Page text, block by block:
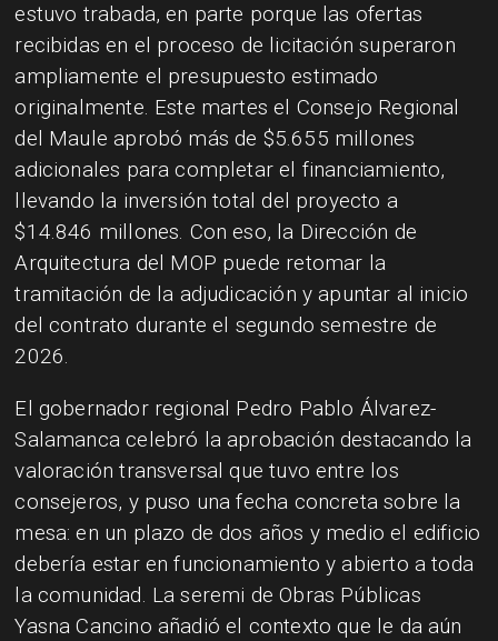
estuvo trabada, en parte porque las ofertas
recibidas en el proceso de licitación superaron
ampliamente el presupuesto estimado
originalmente. Este martes el Consejo Regional
del Maule aprobó más de $5.655 millones
adicionales para completar el financiamiento,
llevando la inversión total del proyecto a
$14.846 millones. Con eso, la Dirección de
Arquitectura del MOP puede retomar la
tramitación de la adjudicación y apuntar al inicio
del contrato durante el segundo semestre de
2026.
El gobernador regional Pedro Pablo Álvarez-
Salamanca celebró la aprobación destacando la
valoración transversal que tuvo entre los
consejeros, y puso una fecha concreta sobre la
mesa: en un plazo de dos años y medio el edificio
debería estar en funcionamiento y abierto a toda
la comunidad. La seremi de Obras Públicas
Yasna Cancino añadió el contexto que le da aún